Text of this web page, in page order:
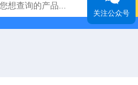
电子水处理器 反冲洗除污器
关注公众号